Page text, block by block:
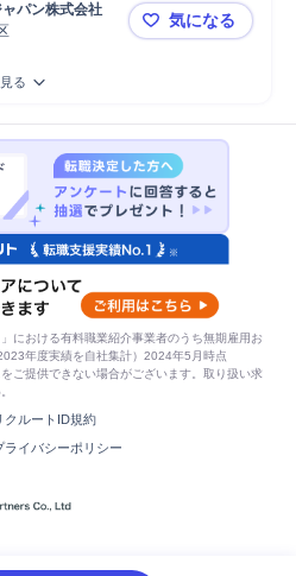
パン株式会社
■【東京】
気になる
る
における有料職業紹介事業者のうち無期雇用お
年度実績を自社集計）2024年5月時点
ご提供できない場合がございます。取り扱い求
クルートID規約
ライバシーポリシー